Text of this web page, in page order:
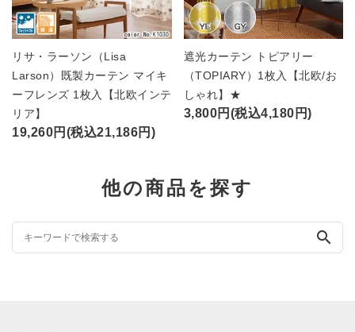
リサ・ラーソン（Lisa
Larson）既製カーテン マイキ
ーフレンズ 1枚入【北欧インテ
リア】
19,260円(税込21,186円)
遮光カーテン トピアリー
（TOPIARY）1枚入【北欧/お
しゃれ】★
3,800円(税込4,180円)
他の商品を探す
search